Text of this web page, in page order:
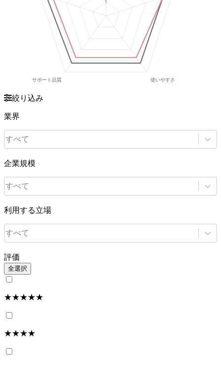
絞り込み
業界
すべて
企業規模
すべて
利用する立場
すべて
評価
全選択
★★★★★
★★★★